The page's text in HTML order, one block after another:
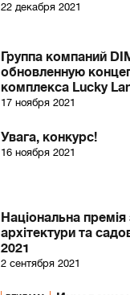
22 декабря 2021
Группа компаний
обновленную
комплекса Lucky
17 ноября 2021
Увага, конкурс!
16 ноября 2021
Національна
архітектури та
2021
2 сентября 2021